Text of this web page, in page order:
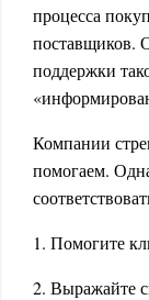
процесса
поставщиков.
поддержки
Компании
помогаем.
1. Помогите
2. Выражайте